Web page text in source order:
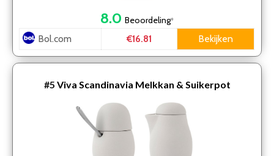
8.0 Beoordeling*
Bol.com €16.81 Bekijken
#5 Viva Scandinavia Melkkan & Suikerpot